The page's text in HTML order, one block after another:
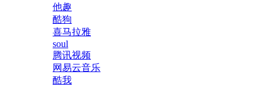
他趣
酷狗
喜马拉雅
soul
腾讯视频
网易云音乐
酷我